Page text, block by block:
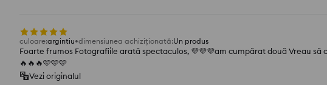
culoare:argintiu dimensiunea achiziționată:Un produs
Foarte frumos Fotografiile arată spectaculos, 💜💜💜am cumpărat două Vreau să
🔥🔥🔥🩷🩷🩷
Vezi originalul